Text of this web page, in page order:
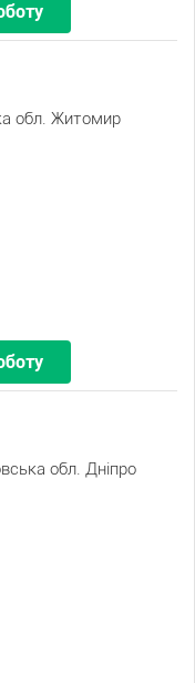
обл. Житомир
обл. Дніпро